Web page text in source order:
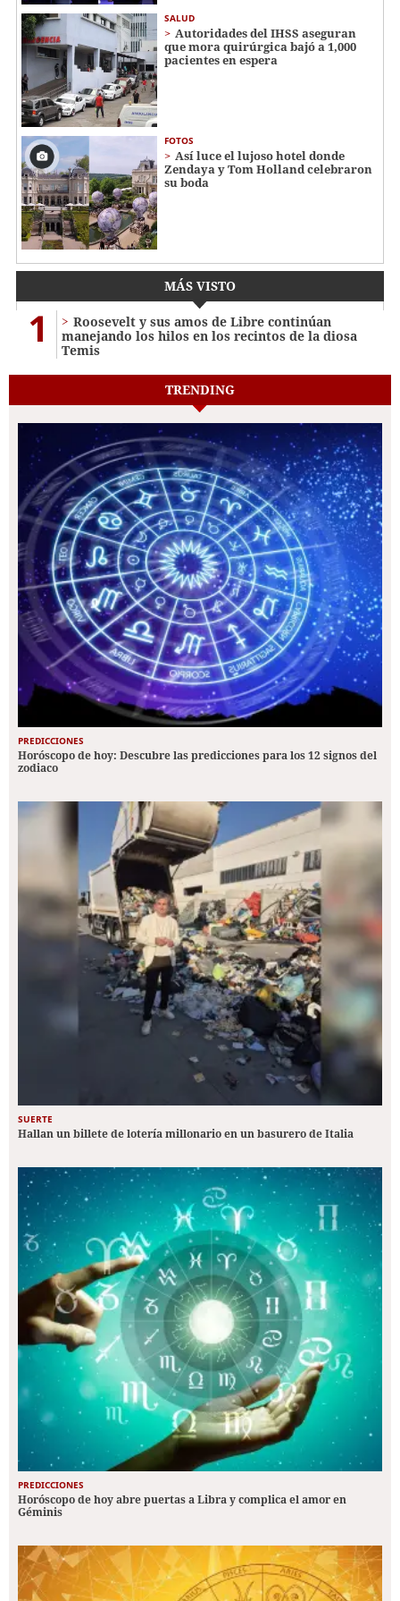
SALUD
Autoridades del IHSS aseguran
que mora quirúrgica bajó a 1,000
pacientes en espera
FOTOS
Así luce el lujoso hotel donde
Zendaya y Tom Holland celebraron
su boda
MÁS VISTO
1
Roosevelt y sus amos de Libre continúan
manejando los hilos en los recintos de la diosa
Temis
TRENDING
PREDICCIONES
Horóscopo de hoy: Descubre las predicciones para los 12 signos del
zodiaco
SUERTE
Hallan un billete de lotería millonario en un basurero de Italia
PREDICCIONES
Horóscopo de hoy abre puertas a Libra y complica el amor en
Géminis